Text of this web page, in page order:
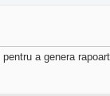
a genera